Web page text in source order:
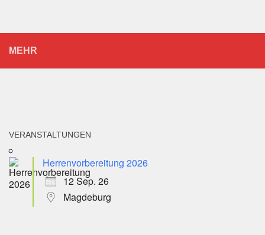
MEHR
VERANSTALTUNGEN
Herrenvorbereitung 2026
12 Sep. 26
Magdeburg